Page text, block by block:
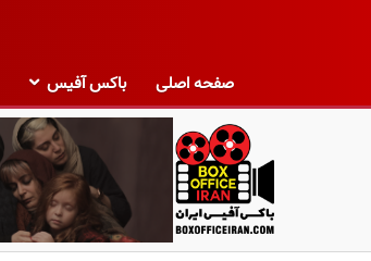
صفحه اصلی باکس آفیس
ب